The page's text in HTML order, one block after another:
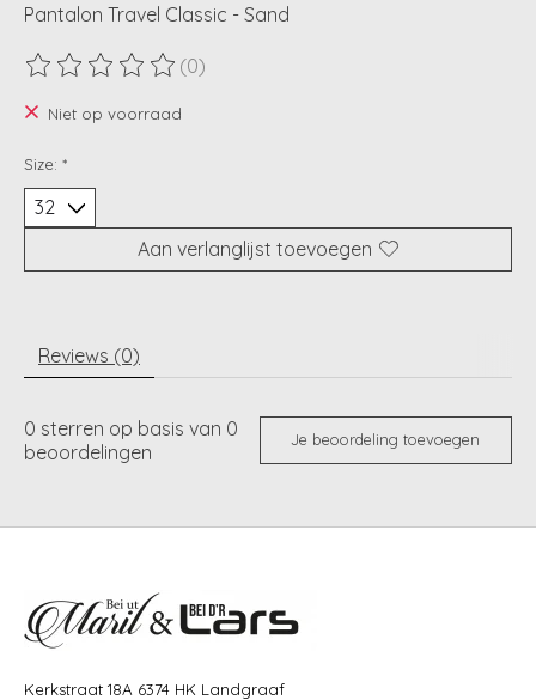
Pantalon Travel Classic - Sand
De beoordeling van dit product is
(0)
Niet op voorraad
Size: *
Aan verlanglijst toevoegen
Reviews (0)
0 sterren op basis van 0
beoordelingen
Je beoordeling toevoegen
Kerkstraat 18A 6374 HK Landgraaf